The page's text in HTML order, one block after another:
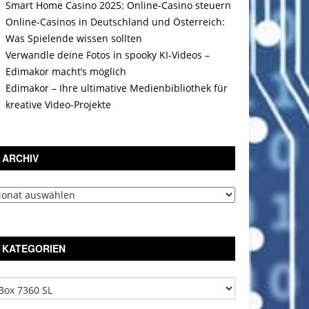
Smart Home Casino 2025: Online-Casino steuern
Online-Casinos in Deutschland und Österreich:
Was Spielende wissen sollten
Verwandle deine Fotos in spooky KI-Videos –
Edimakor macht’s möglich
Edimakor – Ihre ultimative Medienbibliothek für
kreative Video-Projekte
ARCHIV
KATEGORIEN